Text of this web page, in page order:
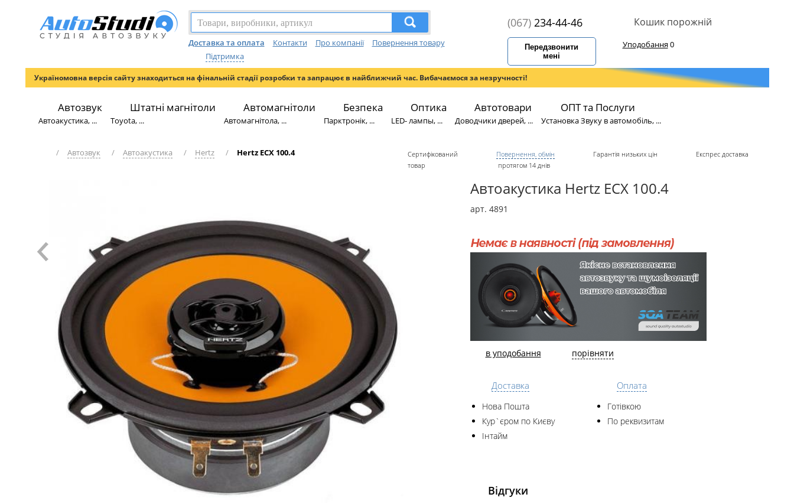
Доставка та оплата Контакти Про компанії
Повернення товару
Підтримка
(067)234-44-46
Передзвонити
мені
Кошик порожній
Уподобання0
Україномовна версія сайту знаходиться на фінальній стадії розробки та запрацює в найближчий час. Вибачаємося за незручності!
Автозвук
Автоакустика, ...
Штатні магнітоли
Toyota, ...
Автомагнітоли
Автомагнітола, ...
Безпека
Парктронік, ...
Оптика
LED- лампы, ...
Автотовари
Доводчики дверей, ...
ОПТ та Послуги
Установка Звуку в автомобіль, ...
/ Автозвук / Автоакустика / Hertz / Hertz ECX 100.4
Сертифікований
товар
Повернення, обмін
протягом 14 днів
Гарантія низьких цін Експрес доставка
Автоакустика Hertz ECX 100.4
арт. 4891
в уподобання порівняти
Доставка
Нова Пошта
Кур`єром по Києву
Інтайм
Оплата
Готівкою
По реквизитам
Відгуки